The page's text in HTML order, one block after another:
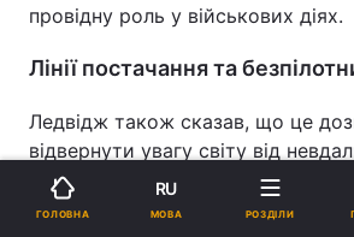
провідну роль у військових діях.
Лінії постачання та
Ледвідж також сказав, що це
відвернути увагу світу від
"показати те, що вона хоче, щоб
Але крім символічного значення,
ГОЛОВНА
RU
МОВА РОЗДІЛИ